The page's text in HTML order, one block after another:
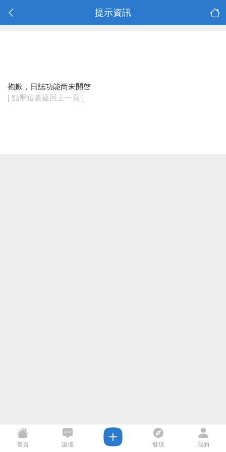
提示資訊
抱歉，日誌功能尚未開啓
[ 點擊這裏返回上一頁 ]
首頁 論壇 發現 我的